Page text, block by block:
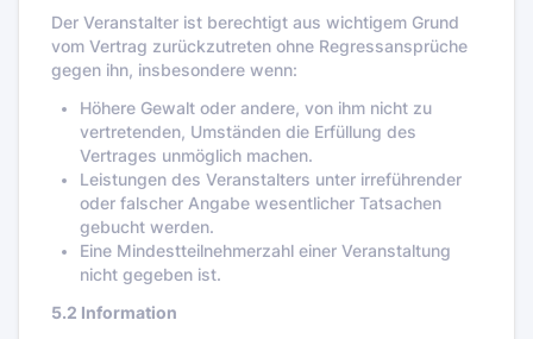
Der Veranstalter ist berechtigt aus wichtigem Grund
vom Vertrag zurückzutreten ohne Regressansprüche
gegen ihn, insbesondere wenn:
Höhere Gewalt oder andere, von ihm nicht zu
vertretenden, Umständen die Erfüllung des
Vertrages unmöglich machen.
Leistungen des Veranstalters unter irreführender
oder falscher Angabe wesentlicher Tatsachen
gebucht werden.
Eine Mindestteilnehmerzahl einer Veranstaltung
nicht gegeben ist.
5.2 Information